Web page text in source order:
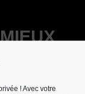
! Avec votre
CI-